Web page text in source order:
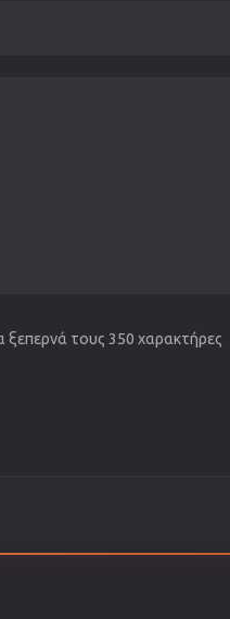
ξεπερνά τους 350 χαρακτήρες